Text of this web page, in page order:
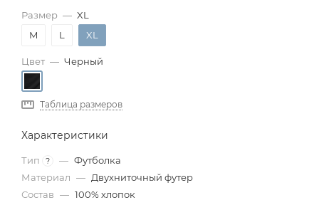
Размер — XL
M
L XL
Цвет — Черный
Таблица размеров
Характеристики
Тип ? — Футболка
Материал — Двухниточный футер
Состав — 100% хлопок